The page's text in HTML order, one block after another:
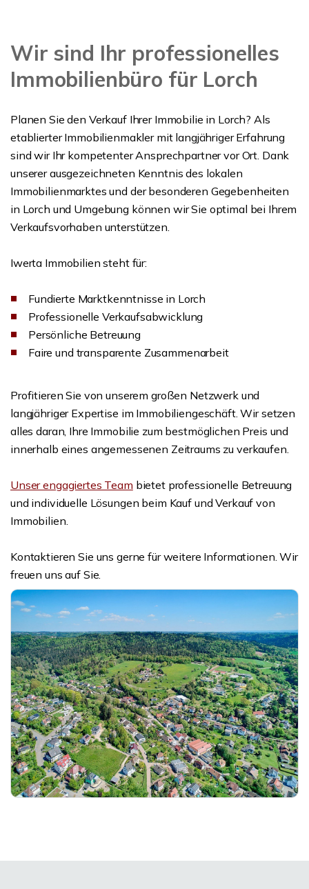
Wir sind Ihr professionelles
Immobilienbüro für Lorch
Planen Sie den Verkauf Ihrer Immobilie in Lorch? Als
etablierter Immobilienmakler mit langjähriger Erfahrung
sind wir Ihr kompetenter Ansprechpartner vor Ort. Dank
unserer ausgezeichneten Kenntnis des lokalen
Immobilienmarktes und der besonderen Gegebenheiten
in Lorch und Umgebung können wir Sie optimal bei Ihrem
Verkaufsvorhaben unterstützen.
Iwerta Immobilien steht für:
Fundierte Marktkenntnisse in Lorch
Professionelle Verkaufsabwicklung
Persönliche Betreuung
Faire und transparente Zusammenarbeit
Profitieren Sie von unserem großen Netzwerk und
langjähriger Expertise im Immobiliengeschäft. Wir setzen
alles daran, Ihre Immobilie zum bestmöglichen Preis und
innerhalb eines angemessenen Zeitraums zu verkaufen.
Unser engagiertes Team bietet professionelle Betreuung
und individuelle Lösungen beim Kauf und Verkauf von
Immobilien.
Kontaktieren Sie uns gerne für weitere Informationen. Wir
freuen uns auf Sie.